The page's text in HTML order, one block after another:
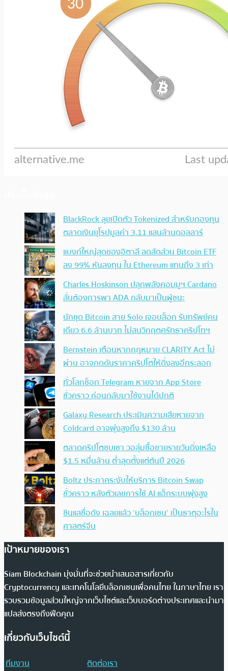
BlackRock ลุยเปิดตัว Tokenized สำหรับกองทุน
ตลาดเงินยุโรปมูลค่า 3.11 แสนล้านดอลลาร์
แบงก์ใหญ่สุดของอิตาลี ลดสัดส่วน Bitcoin ETF
ลง 99% หันลงทุน ใน Ethereum แทนถึง 3 เท่า
Charles Hoskinson ปลุกพลังคอมมูฯ Cardano
ลั่นต้องการพา ADA กลับมาเป็นผู้ชนะ
นักขุด Bitcoin สาย Solo เจอบล็อก รับทรัพย์คน
เดียว 6.6 ล้านบาท ไม่สนวิกฤตศรัทธาคริปโทฯ
Bernstein เตือนหากกฎหมาย CLARITY Act ไม่
ผ่าน อาจกดดันราคาคริปโตให้ดิ่งลงอีกระลอก
ทั่วโลกช็อก Telegram หายจาก App Store
ชั่วคราว ก่อนกลับมาใช้งานได้ปกติ
Galaxy Research ประเมินความเสียหายจาก
Coldcard อาจพุ่งสูงถึง $130 ล้าน
ตลาดคริปโตซบเซา วอลุ่มซื้อขายรายวันดิ่งเหลือ
$1.5 หมื่นล้าน ต่ำสุดตั้งแต่ต้นปี 2026
Boltz ประกาศระงับให้บริการ Bitcoin Swap
ชั่วคราว หลังตัวเลขการใช้ AI แฮ็กระบบพุ่งสูง
ซินแสชื่อดัง เฉลยแล้ว ‘บล็อกเชน’ เป็นธาตุอะไรใน
ศาสตร์จีน
เป้าหมายของเรา
Siam Blockchain มุ่งมั่นที่จะช่วยนำเสนอสารเกี่ยวกับ
Cryptocurrency และเทคโนโลยีบล็อกเชนเพื่อคนไทย ในภาษาไทย เรา
รวบรวมข้อมูลส่วนใหญ่จากเว็บไซต์และเว็บบอร์ดต่างประเทศและนำมา
แปลส่งตรงถึงฟีดคุณ
เกี่ยวกับเว็บไซต์นี้
ทีมงาน
ติดต่อเรา